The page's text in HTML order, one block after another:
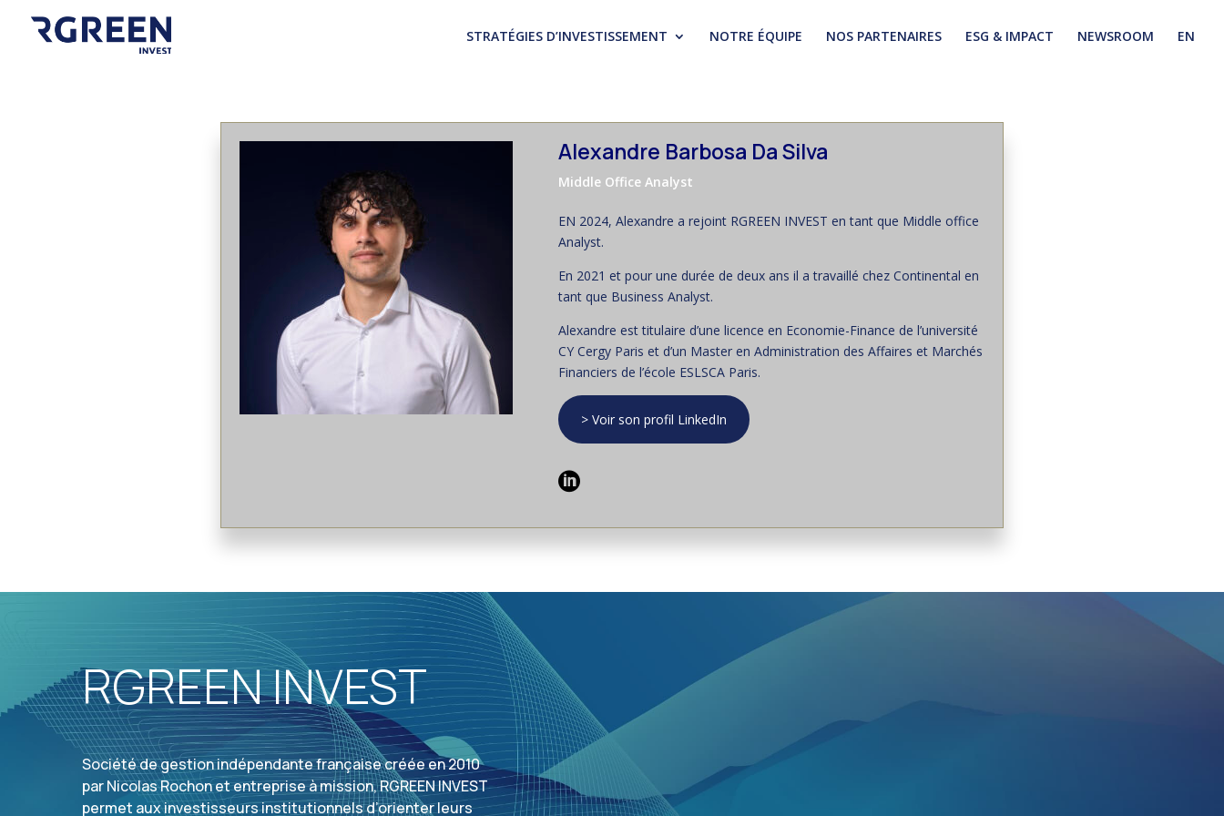
STRATÉGIES D’INVESTISSEMENT NOTRE ÉQUIPE NOS PARTENAIRES ESG & IMPACT NEWSROOM EN
Alexandre Barbosa Da Silva
Middle Office Analyst
EN 2024, Alexandre a rejoint RGREEN INVEST en tant que Middle office
Analyst.
En 2021 et pour une durée de deux ans il a travaillé chez Continental en
tant que Business Analyst.
Alexandre est titulaire d’une licence en Economie-Finance de l’université
CY Cergy Paris et d’un Master en Administration des Affaires et Marchés
Financiers de l’école ESLSCA Paris.
> Voir son profil LinkedIn

RGREEN INVEST
Société de gestion indépendante française créée en 2010
par Nicolas Rochon et entreprise à mission, RGREEN INVEST
permet aux investisseurs institutionnels d’orienter leurs